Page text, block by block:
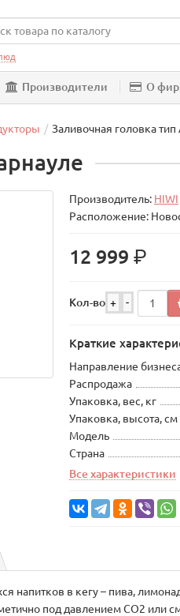
Производители О
Заливочная головка тип
Производитель: HIWI
Расположение:
12 999р.
Кол-во + -
Краткие
Направление
Распродажа
Упаковка, вес, кг
Упаковка, высота, см
Модель
Страна
Все характеристики
напитков в кегу – пива,
под давлением CO2 или